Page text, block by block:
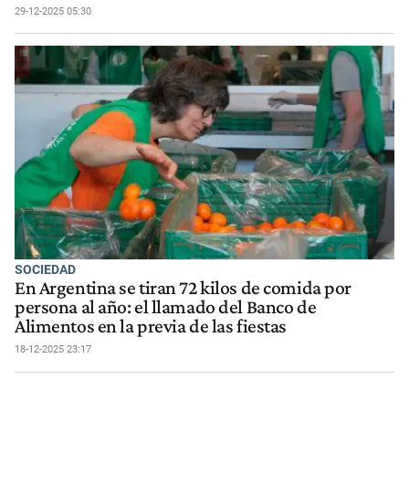
29-12-2025 05:30
SOCIEDAD
En Argentina se tiran 72 kilos de comida por
persona al año: el llamado del Banco de
Alimentos en la previa de las fiestas
18-12-2025 23:17